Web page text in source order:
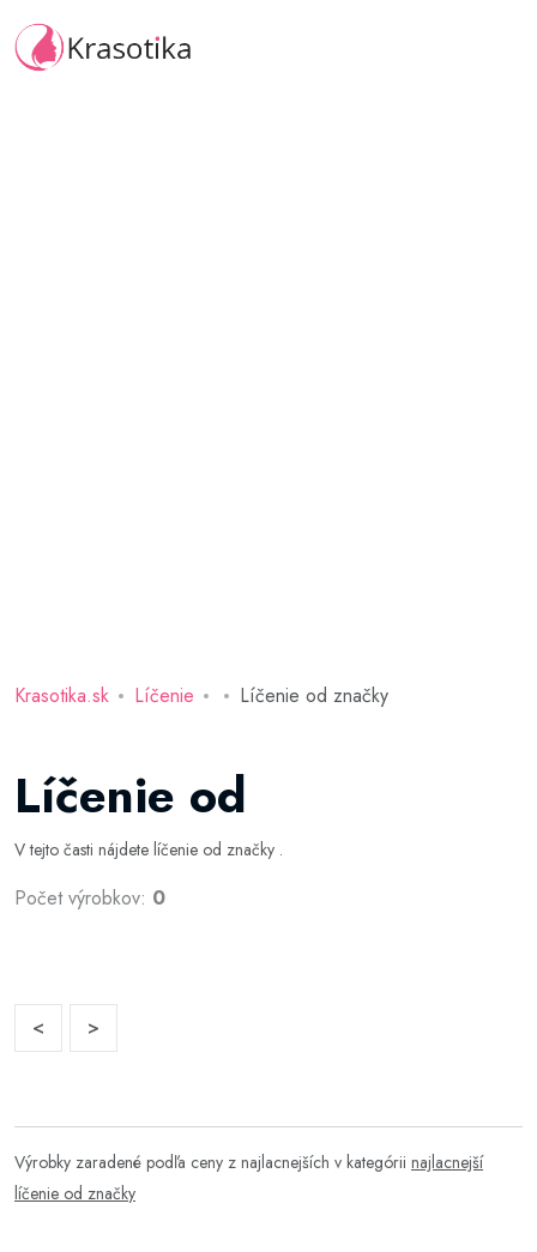
Krasotika.sk Líčenie Líčenie od značky
Líčenie od
V tejto časti nájdete líčenie od značky .
Počet výrobkov: 0
< >
Výrobky zaradené podľa ceny z najlacnejších v kategórii najlacnejší
líčenie od značky